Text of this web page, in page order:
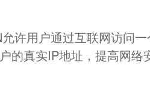
许用户通过互联网访问
的真实IP地址，提高网络